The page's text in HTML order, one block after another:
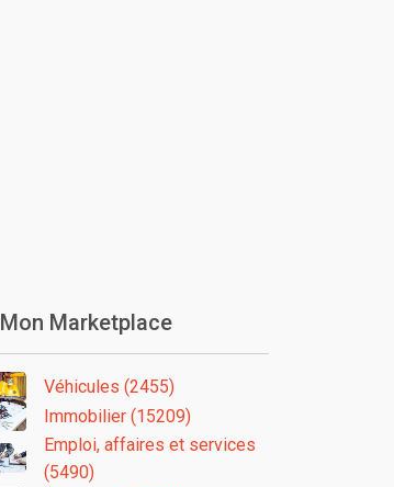
Mon Marketplace
Véhicules (2455)
Immobilier (15209)
Emploi, affaires et services
(5490)